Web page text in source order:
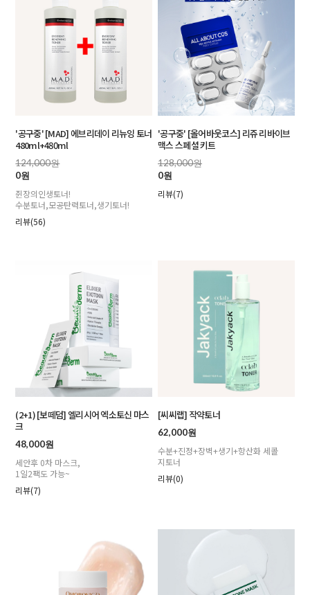
'공구중' [MAD] 에브리데이 리뉴잉 토너
480ml+480ml
124,000원
0원
쥔장의인생토너!
수분토너,모공탄력토너,생기토너!
리뷰(56)
'공구중' [올어바웃코스] 리쥬 리바이브
맥스 스페셜 키트
128,000원
0원
리뷰(7)
(2+1) [보떼덤] 엘리시어 엑소토신 마스
크
48,000원
세안후 0차 마스크,
1일2팩도 가능~
리뷰(7)
[씨씨랩] 작약토너
62,000원
수분+진정+장벽+생기+항산화 세콜
지토너
리뷰(0)